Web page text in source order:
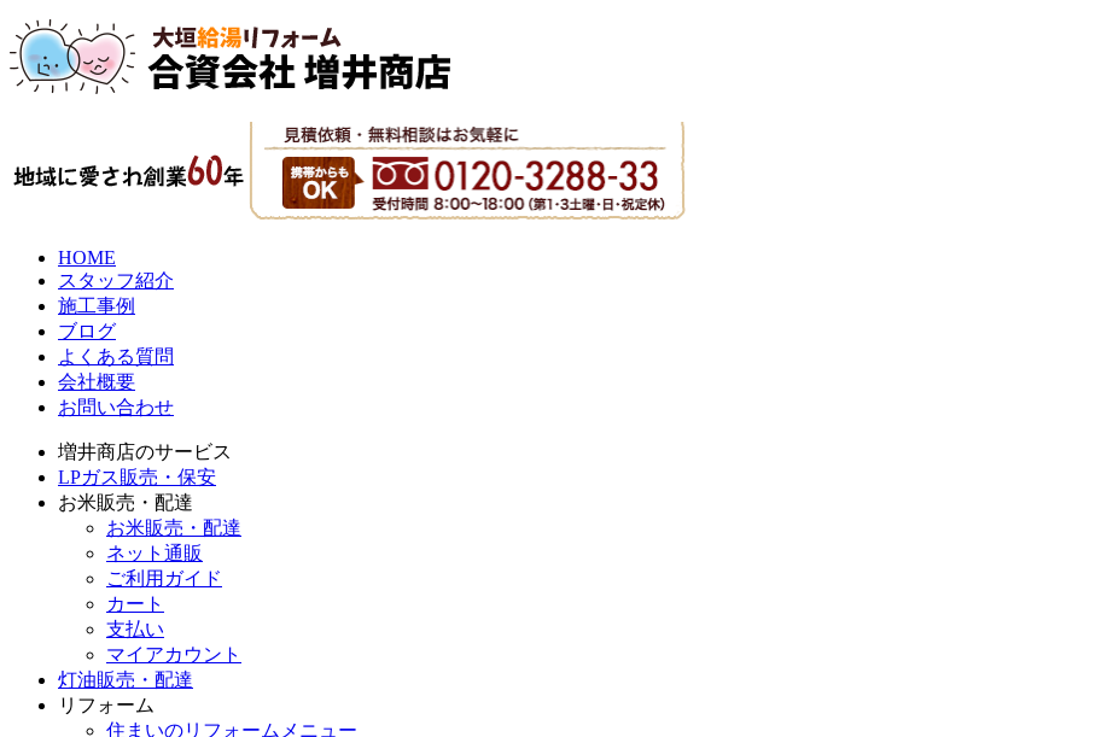
HOME
スタッフ紹介
施工事例
ブログ
よくある質問
会社概要
お問い合わせ
増井商店のサービス
LPガス販売・保安
お米販売・配達
お米販売・配達
ネット通販
ご利用ガイド
カート
支払い
マイアカウント
灯油販売・配達
リフォーム
住まいのリフォームメニュー